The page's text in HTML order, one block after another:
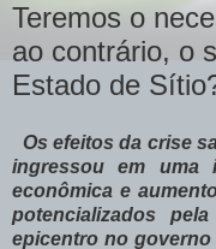
Teremos o
ao contrário, o
Estado de
Os efeitos da crise
ingressou em uma
econômica e
potencializados
epicentro no